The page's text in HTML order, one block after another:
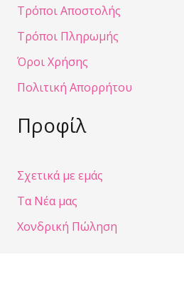
Τρόποι Αποστολής
Τρόποι Πληρωμής
Όροι Χρήσης
Πολιτική Απορρήτου
Προφίλ
Σχετικά με εμάς
Τα Νέα μας
Χονδρική Πώληση